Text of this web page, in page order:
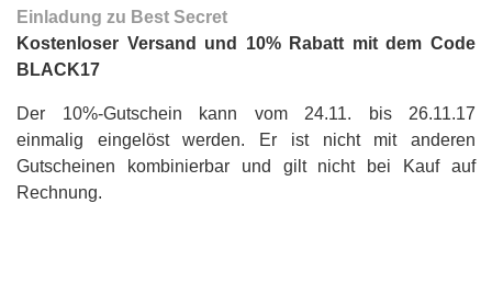
Einladung zu Best Secret
Kostenloser Versand und 10% Rabatt mit dem Code
BLACK17
Der 10%-Gutschein kann vom 24.11. bis 26.11.17
einmalig eingelöst werden. Er ist nicht mit anderen
Gutscheinen kombinierbar und gilt nicht bei Kauf auf
Rechnung.